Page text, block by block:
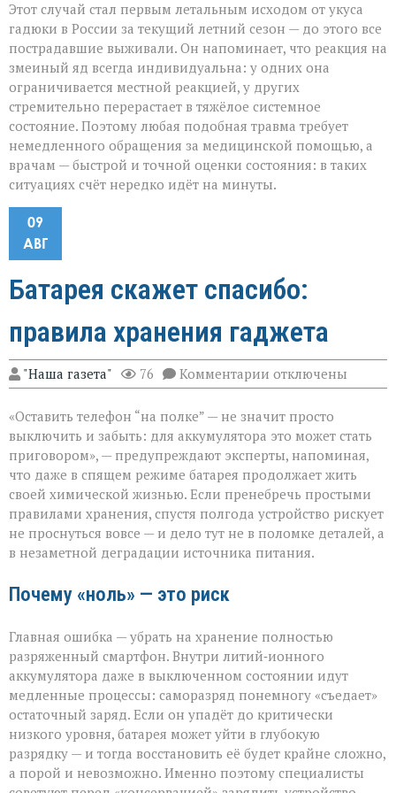
Этот случай стал первым летальным исходом от укуса
гадюки в России за текущий летний сезон — до этого все
пострадавшие выживали. Он напоминает, что реакция на
змеиный яд всегда индивидуальна: у одних она
ограничивается местной реакцией, у других
стремительно перерастает в тяжёлое системное
состояние. Поэтому любая подобная травма требует
немедленного обращения за медицинской помощью, а
врачам — быстрой и точной оценки состояния: в таких
ситуациях счёт нередко идёт на минуты.
09
АВГ
Батарея скажет спасибо:
правила хранения гаджета
"Наша газета" 76 Комментарии к
записи
скажет
спасибо:
хранения
гаджета
отключены
«Оставить телефон “на полке” — не значит просто
выключить и забыть: для аккумулятора это может стать
приговором», — предупреждают эксперты, напоминая,
что даже в спящем режиме батарея продолжает жить
своей химической жизнью. Если пренебречь простыми
правилами хранения, спустя полгода устройство рискует
не проснуться вовсе — и дело тут не в поломке деталей, а
в незаметной деградации источника питания.
Почему «ноль» — это риск
Главная ошибка — убрать на хранение полностью
разряженный смартфон. Внутри литий‑ионного
аккумулятора даже в выключенном состоянии идут
медленные процессы: саморазряд понемногу «съедает»
остаточный заряд. Если он упадёт до критически
низкого уровня, батарея может уйти в глубокую
разрядку — и тогда восстановить её будет крайне сложно,
а порой и невозможно. Именно поэтому специалисты